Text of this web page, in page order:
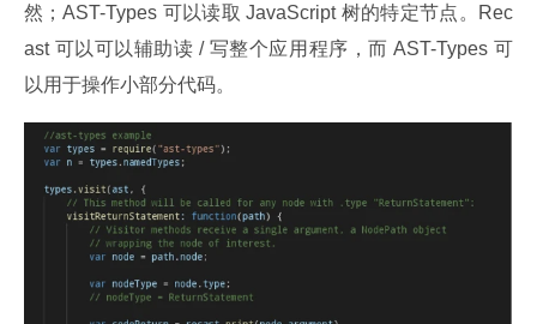
然；AST-Types 可以读取 JavaScript 树的特定节点。Rec
ast 可以可以辅助读 / 写整个应用程序，而 AST-Types 可
以用于操作小部分代码。